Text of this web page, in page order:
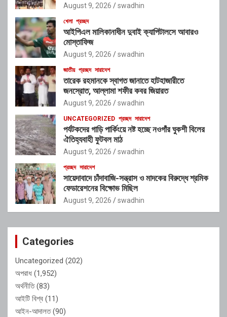
August 9, 2026 swadhin
খেলা প্রচ্ছদ
আইপিএল মালিকানাধীন দুবাই ক্যাপিটালসে আবারও
মোস্তাফিজ
August 9, 2026 swadhin
জাতীয় প্রচ্ছদ সারাদেশ
তারেক রহমানকে স্বাগত জানাতে হাটহাজারীতে
জনস্রোত, আল্লামা শফীর কবর জিয়ারত
August 9, 2026 swadhin
UNCATEGORIZED প্রচ্ছদ সারাদেশ
পর্যটকদের গাড়ি পার্কিংয়ে নষ্ট হচ্ছে নওগাঁর ঘুকশী বিলের
ঐতিহ্যবাহী ফুটবল মাঠ
August 9, 2026 swadhin
প্রচ্ছদ সারাদেশ
সায়েদাবাদে চাঁদাবাজি-সন্ত্রাস ও মাদকের বিরুদ্ধে শ্রমিক
ফেডারেশনের বিক্ষোভ মিছিল
August 9, 2026 swadhin
Categories
Uncategorized (202)
অপরাধ (1,952)
অর্থনীতি(83)
আইটি বিশ্ব (11)
আইন-আদালত(90)